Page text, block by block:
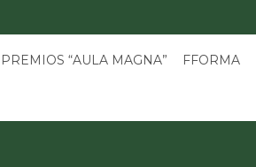
PREMIOS “AULA MAGNA” FFORMA